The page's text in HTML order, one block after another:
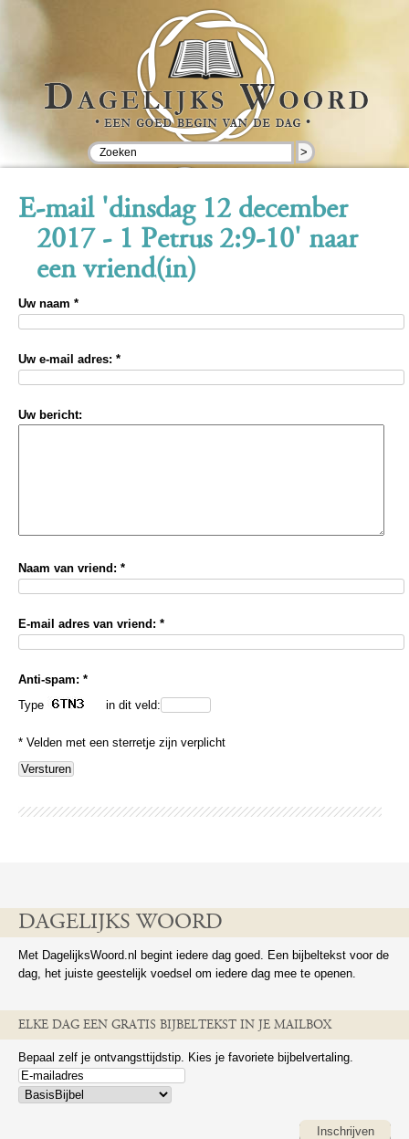
>
E-mail 'dinsdag 12 december
2017 - 1 Petrus 2:9-10' naar
een vriend(in)
Uw naam *
Uw e-mail adres: *
Uw bericht:
Naam van vriend: *
E-mail adres van vriend: *
Anti-spam: *
Type
in dit veld:
* Velden met een sterretje zijn verplicht
DAGELIJKS WOORD
Met DagelijksWoord.nl begint iedere dag goed. Een bijbeltekst voor de
dag, het juiste geestelijk voedsel om iedere dag mee te openen.
ELKE DAG EEN GRATIS BIJBELTEKST IN JE MAILBOX
Bepaal zelf je ontvangsttijdstip. Kies je favoriete bijbelvertaling.
Inschrijven